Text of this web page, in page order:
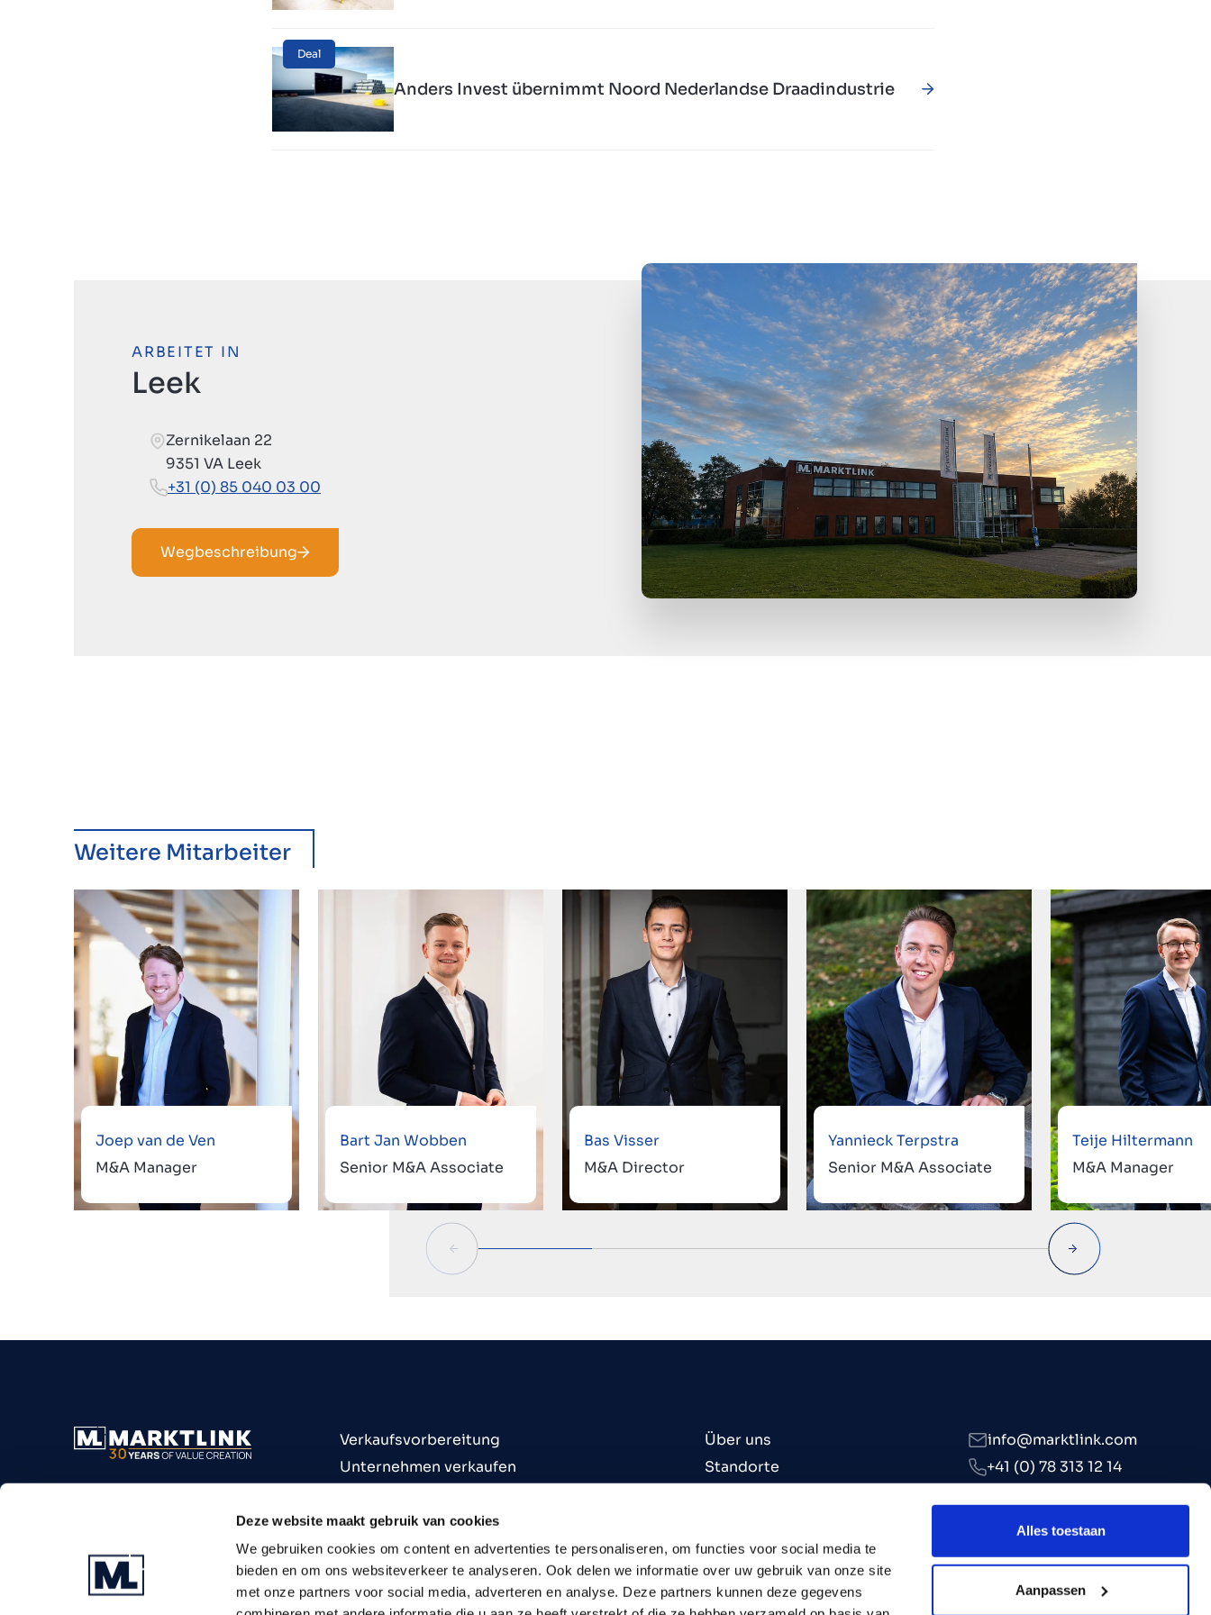
Deze website maakt gebruik van cookies
We gebruiken cookies om content en advertenties te personaliseren, om functies voor social media te
bieden en om ons websiteverkeer te analyseren. Ook delen we informatie over uw gebruik van onze site
met onze partners voor social media, adverteren en analyse. Deze partners kunnen deze gegevens
Alles toestaan
Aanpassen
Deal
Anders Invest übernimmt Noord Nederlandse Draadindustrie
ARBEITET IN
Leek
Zernikelaan 22
9351 VA Leek
+31 (0) 85 040 03 00
Wegbeschreibung
Weitere Mitarbeiter
Joep van de Ven
M&A Manager
Bart Jan Wobben
Senior M&A Associate
Bas Visser
M&A Director
Yannieck Terpstra
Senior M&A Associate
Teije Hiltermann
M&A Manager
Verkaufsvorbereitung
Unternehmen verkaufen
Branchen
Insights
Über uns
Standorte
info@marktlink.com
+41 (0) 78 313 12 14